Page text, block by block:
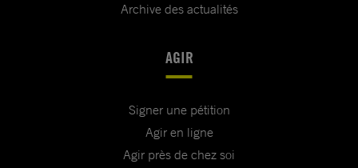
Archive des actualités
AGIR
Signer une pétition
Agir en ligne
Agir près de chez soi